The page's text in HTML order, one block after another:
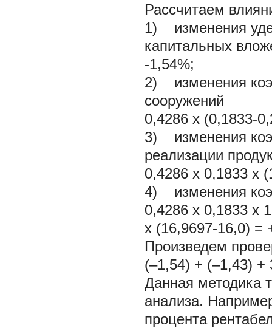
Рассчитаем
1) изменения
капитальных
-1,54%;
2) изменения
сооружений
0,4286 х (0,1833-
3) изменения
реализации
0,4286 х 0,1833 х
4) изменения
0,4286 х 0,1833 х
х (16,9697-16,0) =
Произведем
(–1,54) + (–1,43) +
Данная методика
анализа.
процента